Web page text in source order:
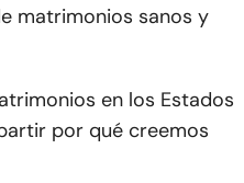
matrimonios sanos y
en los Estados
por qué creemos